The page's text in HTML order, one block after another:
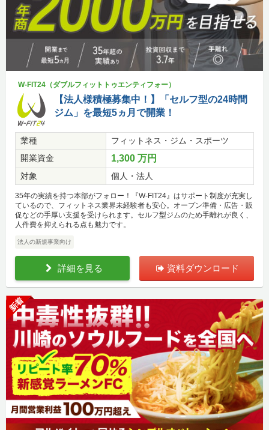
W-FIT24（ダブルフィットトゥエンティフォー）
【法人様積極募集中！】「セルフ型の24時間
ジム」を最短5ヵ月で開業！
業種
フィットネス・ジム・スポーツ
開業資金
1,300 万円
対象 個人・法人
35年の実績を持つ本部がフォロー！『W-FIT24』はサポート制度が充実し
ているので、フィットネス業界未経験者も安心。オープン準備・広告・販
促などの手厚い支援を受けられます。セルフ型ジムのため手離れが良く、
人件費を抑えられる点も魅力です。
法人の新規事業向け
詳細を見る 資料ダウンロード
新着